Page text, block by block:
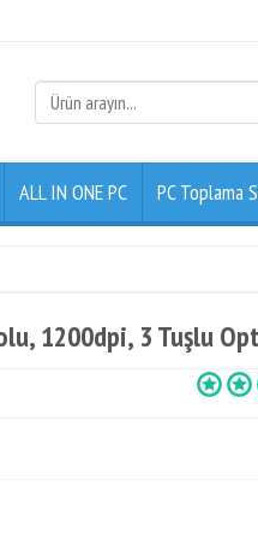
ALL IN ONE PC PC Toplama
1200dpi, 3 Tuşlu